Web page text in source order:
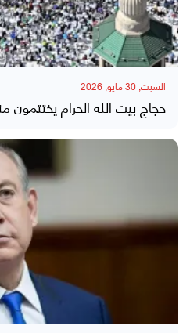
السبت, 30 مايو, 2026
حجاج بيت الله الحرام